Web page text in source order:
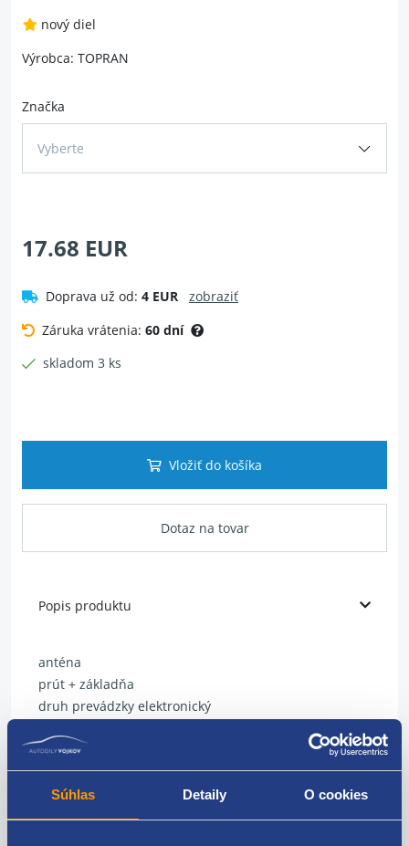
Súhlas Detaily O cookies
nový diel
Výrobca: TOPRAN
Značka
Vyberte
17.68 EUR
Doprava už od: 4 EUR
zobraziť
Záruka vrátenia: 60 dní
skladom 3 ks
Vložiť do košíka
Dotaz na tovar
Popis produktu
anténa
prút + základňa
druh prevádzky elektronický
rozstup [mm] 0,8 mm
originálne číslo Renault / Dacia